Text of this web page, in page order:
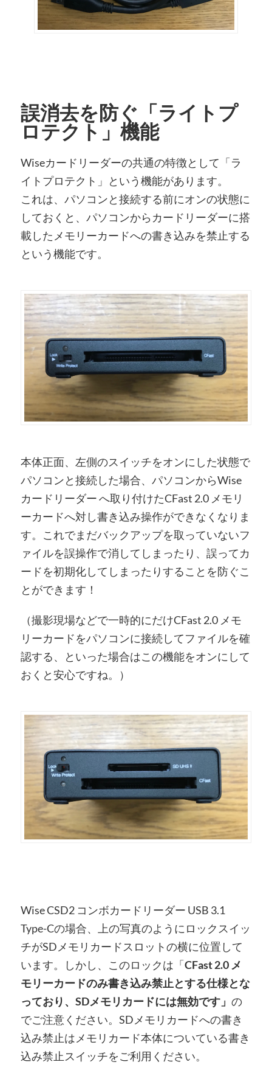
誤消去を防ぐ「ライトプ
ロテクト」機能
Wiseカードリーダーの共通の特徴として「ラ
イトプロテクト」という機能があります。
これは、パソコンと接続する前にオンの状態に
しておくと、パソコンからカードリーダーに搭
載したメモリーカードへの書き込みを禁止する
という機能です。
本体正面、左側のスイッチをオンにした状態で
パソコンと接続した場合、パソコンからWise
カードリーダー へ取り付けたCFast 2.0 メモリ
ーカードへ対し書き込み操作ができなくなりま
す。これでまだバックアップを取っていないフ
ァイルを誤操作で消してしまったり、誤ってカ
ードを初期化してしまったりすることを防ぐこ
とができます！
（撮影現場などで一時的にだけCFast 2.0 メモ
リーカードをパソコンに接続してファイルを確
認する、といった場合はこの機能をオンにして
おくと安心ですね。）
Wise CSD2 コンボカードリーダー USB 3.1
Type-Cの場合、上の写真のようにロックスイッ
チがSDメモリカードスロットの横に位置して
います。しかし、このロックは「CFast 2.0 メ
モリーカードのみ書き込み禁止とする仕様とな
っており、SDメモリカードには無効です」 の
でご注意ください。SDメモリカードへの書き
込み禁止はメモリカード本体についている書き
込み禁止スイッチをご利用ください。